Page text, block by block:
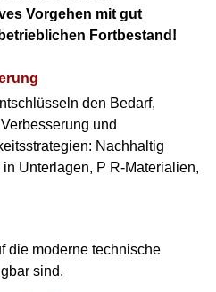
Vorgehen mit gut
Fortbestand!
den Bedarf,
und
Nachhaltig
Unterlagen, P R-Materialien,
die moderne technische
sind.